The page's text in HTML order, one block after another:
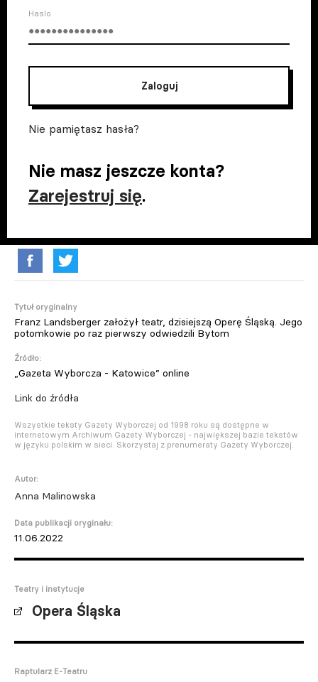
Haslo
Zaloguj
Nie pamiętasz hasła?
Nie masz jeszcze konta?
Zarejestruj się.
Tytuł oryginalny
Franz Landsberger założył teatr, dzisiejszą Operę Śląską. Jego
potomkowie po raz pierwszy odwiedzili Bytom
Źródło:
„Gazeta Wyborcza - Katowice” online
Link do źródła
Wszystkie teksty Gazety Wyborczej od 1998 roku są dostępne w
internetowym Archiwum Gazety Wyborczej - największej bazie tekstów
w języku polskim w sieci. Skorzystaj z prenumeraty Gazety Wyborczej.
Autor:
Anna Malinowska
Data publikacji oryginału:
11.06.2022
Teatry i instytucje
Opera Śląska
Raptularz E-Teatru